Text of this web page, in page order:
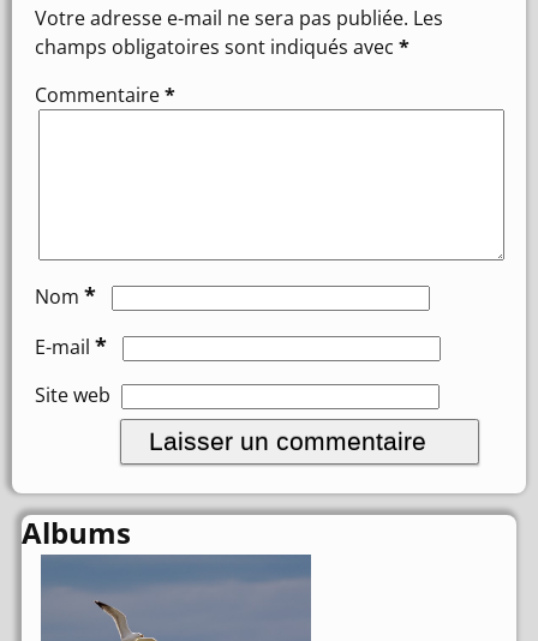
Votre adresse e-mail ne sera pas publiée. Les
champs obligatoires sont indiqués avec *
Commentaire*
Nom *
E-mail *
Site web
Albums